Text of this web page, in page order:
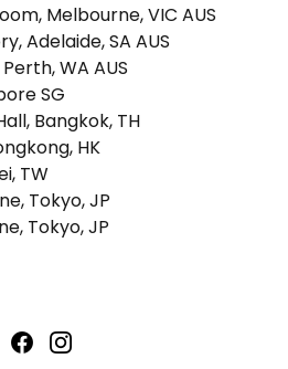
Melbourne, VIC AUS
Adelaide, SA AUS
WA AUS
SG
Bangkok, TH
HK
TW
Tokyo, JP
Tokyo, JP